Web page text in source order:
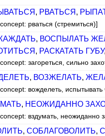
, РВАТЬСЯ ,
рваться (стремиться)]
, ВОСПЫЛАТЬ
, РАСКАТАТЬ ГУБУ
загореться, сильно
, ВОЗЖЕЛАТЬ,
вожделеть, испытывать
, НЕОЖИДАННО
вздумать, неожиданно
, СОБЛАГОВОЛИТЬ,